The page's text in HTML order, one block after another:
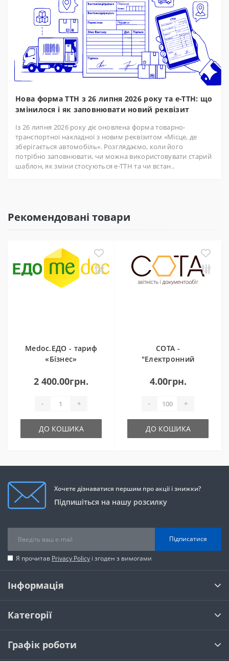
Нова форма ТТН з 26 липня 2026 року та е-ТТН: що
змінилося і як заповнювати новий реквізит
Із 26 липня 2026 року діє оновлена форма товарно-
транспортної накладної з новим реквізитом «Місце, де
зберігається автомобіль». Розглядаємо, коли його
потрібно заповнювати, чи можна використовувати старий
шаблон, як зміни стосуються е-ТТН та чи встан..
Рекомендовані товари
Medoc.ЕДО - тариф
«Бізнес»
2 400.00грн.
- +
ДО КОШИКА
СОТА -
"Електронний
4.00грн.
- +
ДО КОШИКА
Хочете дізнаватися першим про акції і знижки?
Підпишіться на нашу розсилку
Підписатися
Я прочитав Privacy Policy і згоден з вимогами
Інформація
Категорії
Графік роботи